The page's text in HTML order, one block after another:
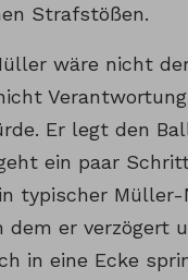
Strafstößen.
wäre nicht
Verantwortung
Er legt den
ein paar
typischer Müller-
dem er verzögert
in eine Ecke